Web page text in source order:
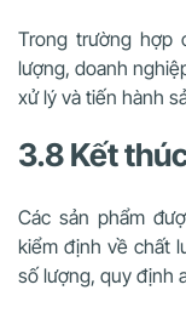
Trong trường hợp
lượng, doanh
xử lý và tiến hành
3.8 Kết
Các sản phẩm
kiểm định về chất
số lượng, quy định